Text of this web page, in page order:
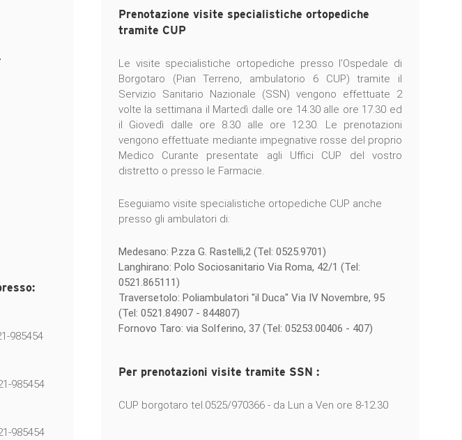
985454
985454
985454
Prenotazione visite specialistiche ortopediche
tramite CUP
Le visite specialistiche ortopediche presso l’Ospedale di
Borgotaro (Pian Terreno, ambulatorio 6 CUP) tramite il
Servizio Sanitario Nazionale (SSN) vengono effettuate 2
volte la settimana il Martedì dalle ore 14.30 alle ore 17.30 ed
il Giovedì dalle ore 8.30 alle ore 12.30. Le prenotazioni
vengono effettuate mediante impegnative rosse del proprio
Medico Curante presentate agli Uffici CUP del vostro
distretto o presso le Farmacie.
Eseguiamo visite specialistiche ortopediche CUP anche
presso gli ambulatori di:
Medesano: P.zza G. Rastelli,2 (Tel: 0525.9701)
Langhirano: Polo Sociosanitario Via Roma, 42/1 (Tel:
0521.865111)
Traversetolo: Poliambulatori "il Duca" Via IV Novembre, 95
(Tel: 0521.84907 - 844807)
Fornovo Taro: via Solferino, 37 (Tel: 05253.00406 - 407)
Per prenotazioni visite tramite SSN :
CUP borgotaro tel.0525/970366 - da Lun a Ven ore 8-12.30